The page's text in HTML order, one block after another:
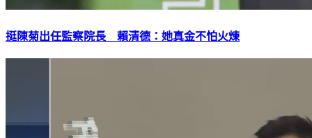
挺陳菊出任監察院長 賴清德：她真金不怕火煉